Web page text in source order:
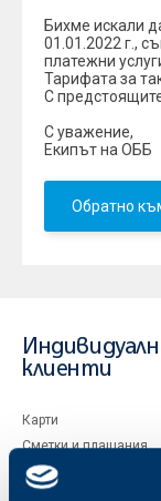
Бихме искали
01.01.2022 г.,
платежни
Тарифата за
С
С уважение,
Екипът на ОББ
Обратно
клиенти
Карти
Сметки и плащания
Кредити